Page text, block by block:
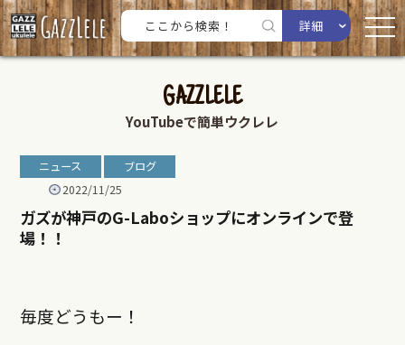
詳細
GAZZLELE
YouTubeで簡単ウクレレ
ニュース
ブログ
2022/11/25
ガズが神戸のG-Laboショップにオンラインで登
場！！
毎度どうもー！